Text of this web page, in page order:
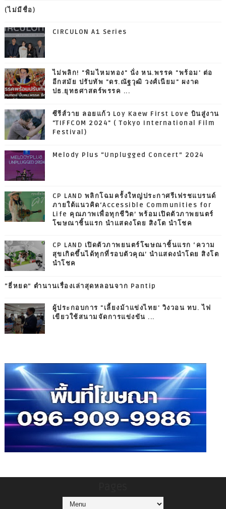
(ไม่มีชื่อ)
CIRCULON A1 Series
ไม่พลิก! "พิมไหมทอง" นั่ง หน.พรรค "พร้อม' ต่อ
อีกสมัย ปรับทัพ "ดร.ณัฐวุฒิ วงศ์เนียม" ผงาด
ปธ.ยุทธศาสตร์พรรค ...
ซีรีส์วาย ลอยแก้ว Loy Kaew First Love บินสู่งาน
"TIFFCOM 2024" ( Tokyo International Film
Festival)
Melody Plus “Unplugged Concert” 2024
CP LAND พลิกโฉมครั้งใหญ่ประกาศรีเฟรชแบรนด์
ภายใต้แนวคิด‘Accessible Communities for
Life คุณภาพเพื่อทุกชีวิต’ พร้อมเปิดตัวภาพยนตร์
โฆษณาชิ้นแรก นำแสดงโดย สิงโต นำโชค
CP LAND เปิดตัวภาพยนตร์โฆษณาชิ้นแรก ‘ความ
สุขเกิดขึ้นได้ทุกที่รอบตัวคุณ’ นำแสดงนำโดย สิงโต
นำโชค
“ธี่หยด” ตำนานเรื่องเล่าสุดหลอนจาก Pantip
ผู้ประกอบการ "เลี้ยงม้าแข่งไทย' วิงวอน ทบ. ไฟ
เขียวใช้สนามจัดการแข่งขัน ...